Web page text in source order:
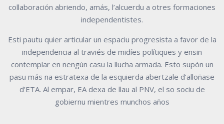
collaboración abriendo, amás, l’alcuerdu a otres formaciones
independentistes.
Esti pautu quier articular un espaciu progresista a favor de la
independencia al traviés de midíes polítiques y ensin
contemplar en nengún casu la llucha armada. Esto supón un
pasu más na estratexa de la esquierda abertzale d’alloñase
d’ETA. Al empar, EA dexa de llau al PNV, el so sociu de
gobiernu mientres munchos años